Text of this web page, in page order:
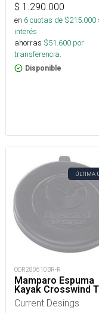
$ 1.290.000
en 6cuotas de $215.000
interés
ahorras $51.600 por
transferencia.
Disponible
ÚLTIMA
ODR280610BR-R
Mamparo Espuma
Kayak Crosswind
Current Desings